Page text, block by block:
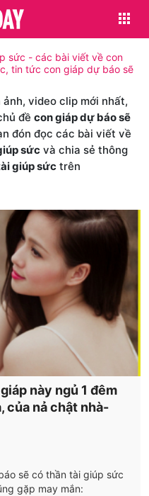
sức - các bài viết về con
tin tức con giáp dự báo sẽ
video clip mới nhất,
đề con giáp dự báo sẽ
đón đọc các bài viết về
sức và chia sẻ thông
giúp sức trên
này ngủ 1 đêm
của nả chật nhà-
sẽ có thần tài giúp sức
gặp may mắn: